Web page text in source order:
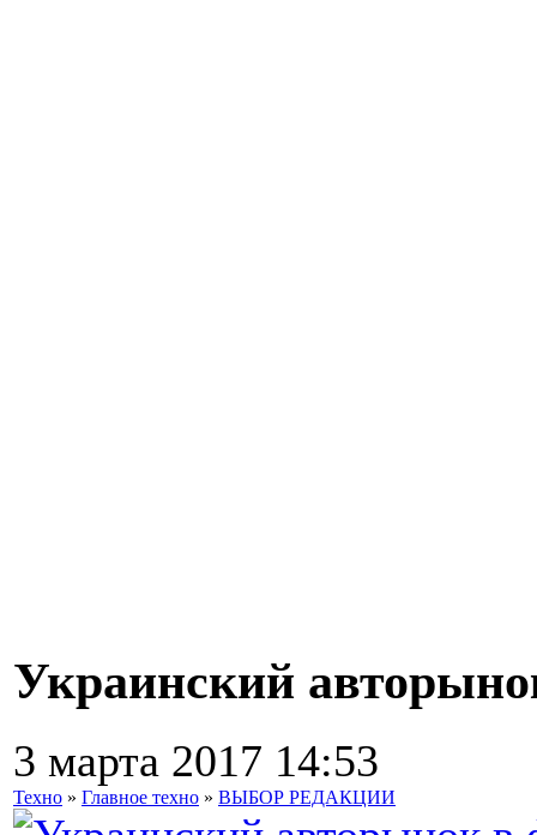
Украинский
3 марта 2017 14:53
Техно » Главное техно » ВЫБОР РЕДАКЦИИ